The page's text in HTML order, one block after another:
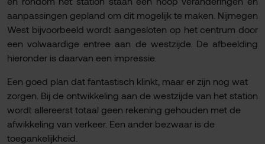
aanpassingen gepland om dit mogelijk te maken. Nijmegen
West bijvoorbeeld wordt aangesloten op het centrum door
een volwaardige entree aan de westzijde. De afbeelding
hieronder is daarvan een impressie.
Een goed plan dat fantastisch klinkt, maar er zijn nog wat
zorgen. Bij de ontwikkeling aan de westzijde van het station
wordt allereerst totaal geen rekening gehouden met de
afwikkeling van verkeer. Een ander bezwaar is de
toegankelijkheid.